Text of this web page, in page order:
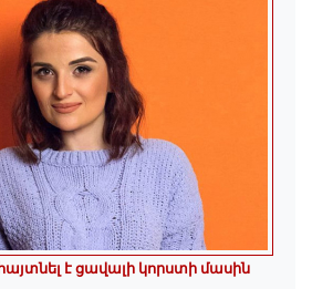
է ցավալի կորստի մասին